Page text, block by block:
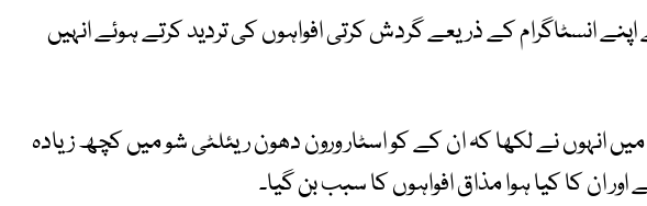
اپنے انسٹاگرام کے ذریعے گردش کرتی افواہوں کی تردید کرتے ہوئے انہیں
میں انہوں نے لکھا کہ ان کے کو اسٹار ورون دھون ریئلٹی شو میں کچھ زیادہ
ان کا کیا ہوا مذاق افواہوں کا سبب بن گیا۔